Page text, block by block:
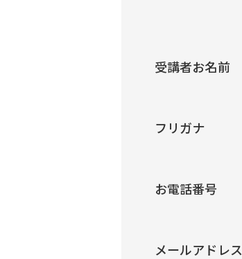
受講者お名前
フリガナ
お電話番号
メールアドレス